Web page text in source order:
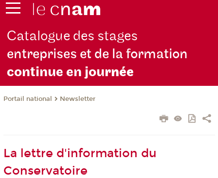
Catalogue des stages
entreprises et de la formation
continue en journée
Portail national Newsletter
La lettre d'information du
Conservatoire